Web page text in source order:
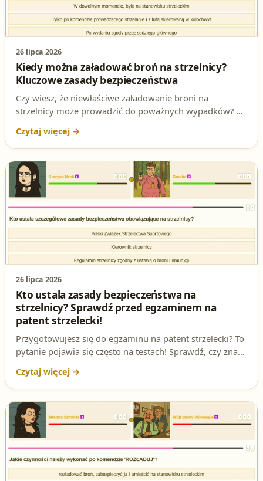
26 lipca 2026
Kiedy można załadować broń na strzelnicy?
Kluczowe zasady bezpieczeństwa
Czy wiesz, że niewłaściwe załadowanie broni na
strzelnicy może prowadzić do poważnych wypadków? W
musisz znać, aby poprawnie odpowiedzieć na to pytanie
testowe na egzaminie na patent strzelecki.
26 lipca 2026
Kto ustala zasady bezpieczeństwa na
strzelnicy? Sprawdź przed egzaminem na
patent strzelecki!
Przygotowujesz się do egzaminu na patent strzelecki? To
pytanie pojawia się często na testach! Sprawdź, czy znasz
ważne. Rozwiązuj testy online i zwiększ swoje szanse na
zdobycie pozwolenia na broń!